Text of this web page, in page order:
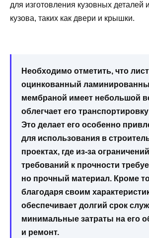
для изготовления кузовных деталей
кузова, таких как двери и крышки.
Необходимо отметить, что лист
оцинкованный
мембраной имеет небольшой
облегчает его
Это делает его особенно
для использования в
проектах, где из-за
требований к прочности
но прочный материал. Кроме
благодаря своим
обеспечивает долгий срок
минимальные затраты на его
и ремонт.